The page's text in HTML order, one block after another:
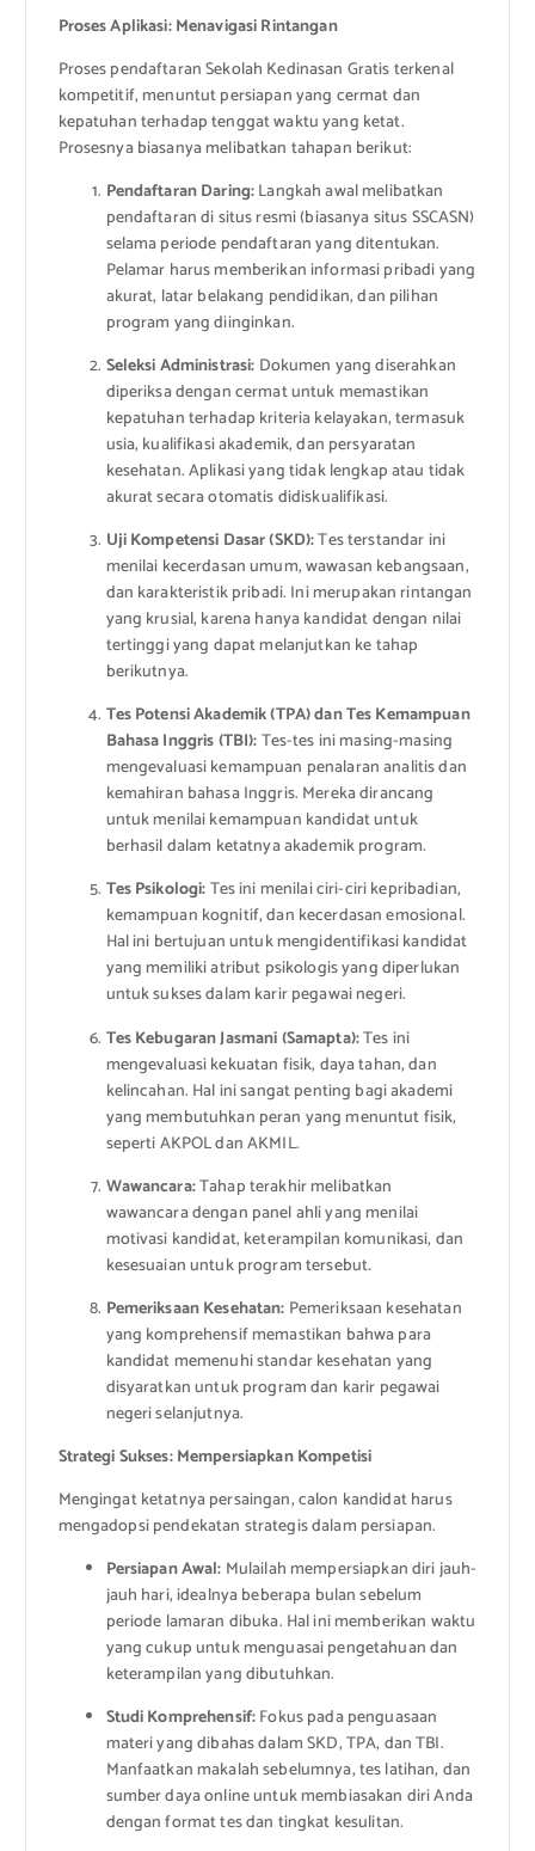
Proses Aplikasi: Menavigasi Rintangan
Proses pendaftaran Sekolah Kedinasan Gratis terkenal
kompetitif, menuntut persiapan yang cermat dan
kepatuhan terhadap tenggat waktu yang ketat.
Prosesnya biasanya melibatkan tahapan berikut:
Pendaftaran Daring:Langkah awal melibatkan
pendaftaran di situs resmi (biasanya situs SSCASN)
selama periode pendaftaran yang ditentukan.
Pelamar harus memberikan informasi pribadi yang
akurat, latar belakang pendidikan, dan pilihan
program yang diinginkan.
Seleksi Administrasi: Dokumen yang diserahkan
diperiksa dengan cermat untuk memastikan
kepatuhan terhadap kriteria kelayakan, termasuk
usia, kualifikasi akademik, dan persyaratan
kesehatan. Aplikasi yang tidak lengkap atau tidak
akurat secara otomatis didiskualifikasi.
Uji Kompetensi Dasar (SKD):Tes terstandar ini
menilai kecerdasan umum, wawasan kebangsaan,
dan karakteristik pribadi. Ini merupakan rintangan
yang krusial, karena hanya kandidat dengan nilai
tertinggi yang dapat melanjutkan ke tahap
berikutnya.
Tes Potensi Akademik (TPA) dan Tes Kemampuan
Bahasa Inggris (TBI):Tes-tes ini masing-masing
mengevaluasi kemampuan penalaran analitis dan
kemahiran bahasa Inggris. Mereka dirancang
untuk menilai kemampuan kandidat untuk
berhasil dalam ketatnya akademik program.
Tes Psikologi:Tes ini menilai ciri-ciri kepribadian,
kemampuan kognitif, dan kecerdasan emosional.
Hal ini bertujuan untuk mengidentifikasi kandidat
yang memiliki atribut psikologis yang diperlukan
untuk sukses dalam karir pegawai negeri.
Tes Kebugaran Jasmani (Samapta):Tes ini
mengevaluasi kekuatan fisik, daya tahan, dan
kelincahan. Hal ini sangat penting bagi akademi
yang membutuhkan peran yang menuntut fisik,
seperti AKPOL dan AKMIL.
Wawancara:Tahap terakhir melibatkan
wawancara dengan panel ahli yang menilai
motivasi kandidat, keterampilan komunikasi, dan
kesesuaian untuk program tersebut.
Pemeriksaan Kesehatan: Pemeriksaan kesehatan
yang komprehensif memastikan bahwa para
kandidat memenuhi standar kesehatan yang
disyaratkan untuk program dan karir pegawai
negeri selanjutnya.
Strategi Sukses: Mempersiapkan Kompetisi
Mengingat ketatnya persaingan, calon kandidat harus
mengadopsi pendekatan strategis dalam persiapan.
Persiapan Awal: Mulailah mempersiapkan diri jauh-
jauh hari, idealnya beberapa bulan sebelum
periode lamaran dibuka. Hal ini memberikan waktu
yang cukup untuk menguasai pengetahuan dan
keterampilan yang dibutuhkan.
Studi Komprehensif:Fokus pada penguasaan
materi yang dibahas dalam SKD, TPA, dan TBI.
Manfaatkan makalah sebelumnya, tes latihan, dan
sumber daya online untuk membiasakan diri Anda
dengan format tes dan tingkat kesulitan.